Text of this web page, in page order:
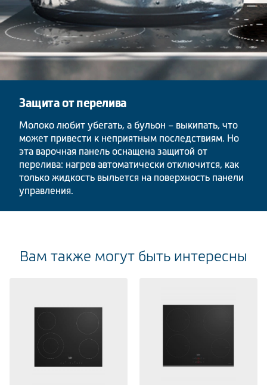
Защита от перелива
Молоко любит убегать, а бульон – выкипать, что
может привести к неприятным последствиям. Но
эта варочная панель оснащена защитой от
перелива: нагрев автоматически отключится, как
только жидкость выльется на поверхность панели
управления.
Вам также могут быть интересны